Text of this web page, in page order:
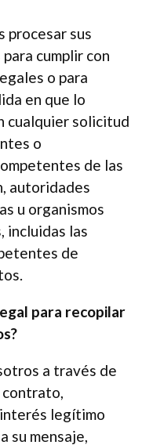
procesar sus
cumplir con
o para
en que lo
cualquier solicitud
o
de las
autoridades
u organismos
incluidas las
de
para recopilar
a través de
legítimo
su mensaje,